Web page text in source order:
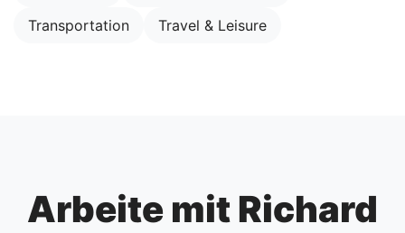
Transportation
Travel & Leisure
Arbeite mit Richard